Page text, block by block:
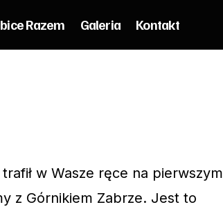
Razem Galeria Kontakt
w Wasze ręce na pierwszym
z Górnikiem Zabrze. Jest to